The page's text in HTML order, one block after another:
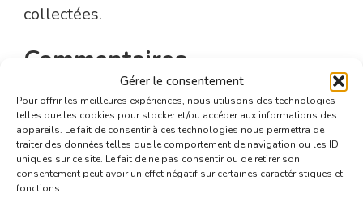
Gérer le consentement
Pour offrir les meilleures expériences, nous utilisons des technologies
telles que les cookies pour stocker et/ou accéder aux informations des
appareils. Le fait de consentir à ces technologies nous permettra de
traiter des données telles que le comportement de navigation ou les ID
uniques sur ce site. Le fait de ne pas consentir ou de retirer son
consentement peut avoir un effet négatif sur certaines caractéristiques et
fonctions.
collectées.
Commentaires
Lorsque vous laissez un commentaire sur
le site, les données saisies dans le
formulaire de commentaire, votre adresse
IP et l’agent utilisateur de votre navigateur